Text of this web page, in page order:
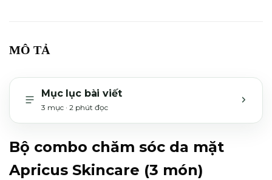
MÔ TẢ
Mục lục bài viết
3 mục · 2 phút đọc
Bộ combo chăm sóc da mặt
Apricus Skincare (3 món)